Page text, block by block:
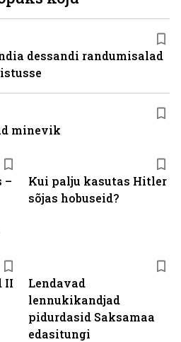
–
Kui palju kasutas Hitler
sõjas hobuseid?
II
Lendavad
lennukikandjad
pidurdasid Saksamaa
edasitungi
dessandi randumisalad
minevik